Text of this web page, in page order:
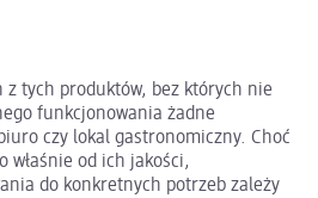
z tych produktów, bez których nie
funkcjonowania żadne
czy lokal gastronomiczny. Choć
właśnie od ich jakości,
do konkretnych potrzeb zależy